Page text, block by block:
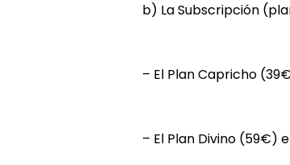
b) La Subscripción
– El Plan Capricho
– El Plan Divino (59€)